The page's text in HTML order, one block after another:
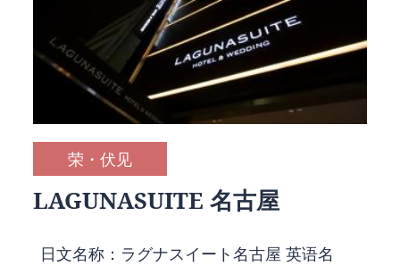
荣・伏见
LAGUNASUITE 名古屋
日文名称：ラグナスイート名古屋 英语名